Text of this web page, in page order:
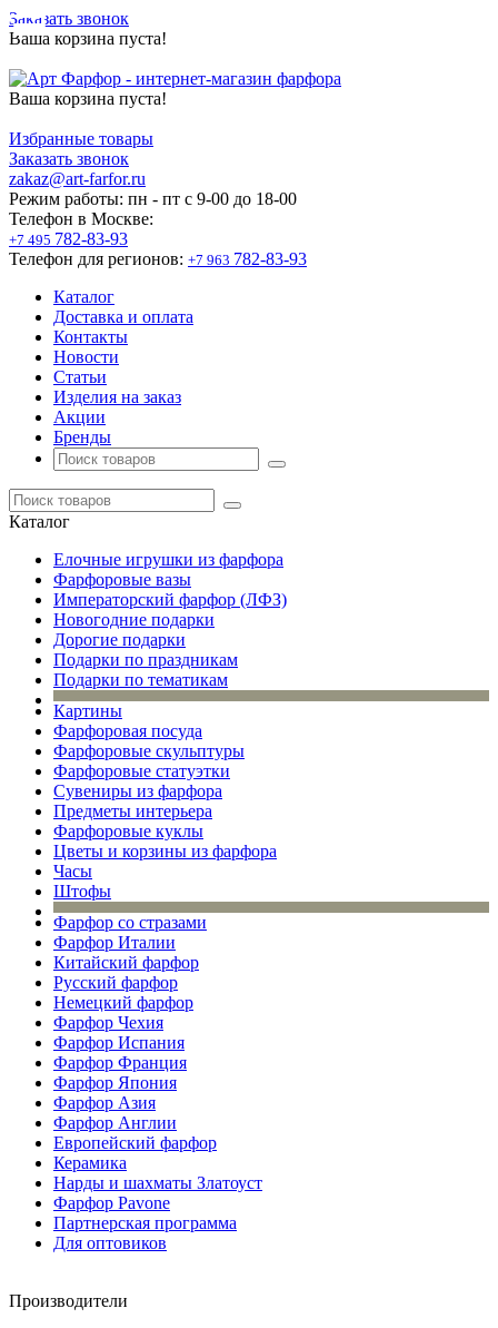
Заказать звонок
Ваша корзина пуста!
Ваша корзина пуста!
Избранные товары
Заказать звонок
zakaz@art-farfor.ru
Режим работы: пн - пт c 9-00 до 18-00
Телефон в Москве:
+7 495 782-83-93
Телефон для регионов: +7 963 782-83-93
Каталог
Доставка и оплата
Контакты
Новости
Статьи
Изделия на заказ
Акции
Бренды
Каталог
Елочные игрушки из фарфора
Фарфоровые вазы
Императорский фарфор (ЛФЗ)
Новогодние подарки
Дорогие подарки
Подарки по праздникам
Подарки по тематикам
Картины
Фарфоровая посуда
Фарфоровые скульптуры
Фарфоровые статуэтки
Сувениры из фарфора
Предметы интерьера
Фарфоровые куклы
Цветы и корзины из фарфора
Часы
Штофы
Фарфор со стразами
Фарфор Италии
Китайский фарфор
Русский фарфор
Немецкий фарфор
Фарфор Чехия
Фарфор Испания
Фарфор Франция
Фарфор Япония
Фарфор Азия
Фарфор Англии
Европейский фарфор
Керамика
Нарды и шахматы Златоуст
Фарфор Pavone
Партнерская программа
Для оптовиков
Производители